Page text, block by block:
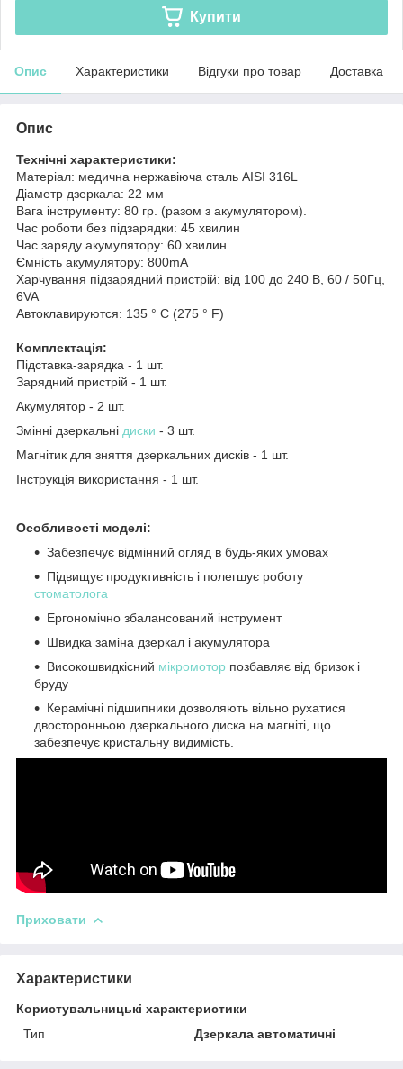
Купити
Опис Характеристики Відгуки про товар Доставка
Опис
Технічні характеристики:
Матеріал: медична нержавіюча сталь AISI 316L
Діаметр дзеркала: 22 мм
Вага інструменту: 80 гр. (разом з акумулятором).
Час роботи без підзарядки: 45 хвилин
Час заряду акумулятору: 60 хвилин
Ємність акумулятору: 800mA
Харчування підзарядний пристрій: від 100 до 240 В, 60 / 50Гц,
6VA
Автоклавируются: 135 ° C (275 ° F)
Комплектація:
Підставка-зарядка - 1 шт.
Зарядний пристрій - 1 шт.
Акумулятор - 2 шт.
Змінні дзеркальні диски - 3 шт.
Магнітик для зняття дзеркальних дисків - 1 шт.
Інструкція використання - 1 шт.
Особливості моделі:
Забезпечує відмінний огляд в будь-яких умовах
Підвищує продуктивність і полегшує роботу
стоматолога
Ергономічно збалансований інструмент
Швидка заміна дзеркал і акумулятора
Високошвидкісний мікромотор позбавляє від бризок і
бруду
Керамічні підшипники дозволяють вільно рухатися
двосторонньою дзеркального диска на магніті, що
забезпечує кристальну видимість.
Приховати
Характеристики
Користувальницькі характеристики
Тип
Дзеркала автоматичні